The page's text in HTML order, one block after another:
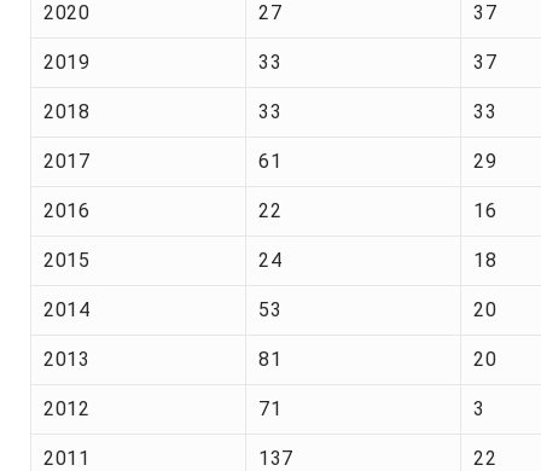
2020 27 37
2019 33 37
2018 33 33
2017 61 29
2016 22 16
2015 24 18
2014 53 20
2013 81 20
2012 71 3
2011 137 22